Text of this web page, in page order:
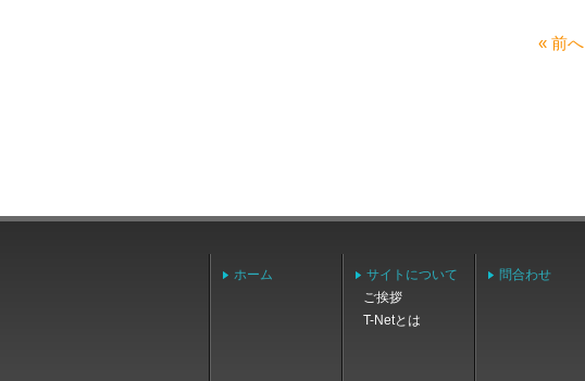
« 前へ
ホーム
サイトについて
ご挨拶
T-Netとは
問合わせ